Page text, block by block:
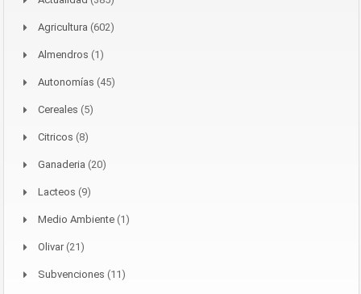
Agricultura (602)
Almendros (1)
Autonomías (45)
Cereales (5)
Citricos (8)
Ganaderia (20)
Lacteos (9)
Medio Ambiente (1)
Olivar(21)
Subvenciones (11)